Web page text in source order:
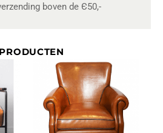
boven de Є50,-